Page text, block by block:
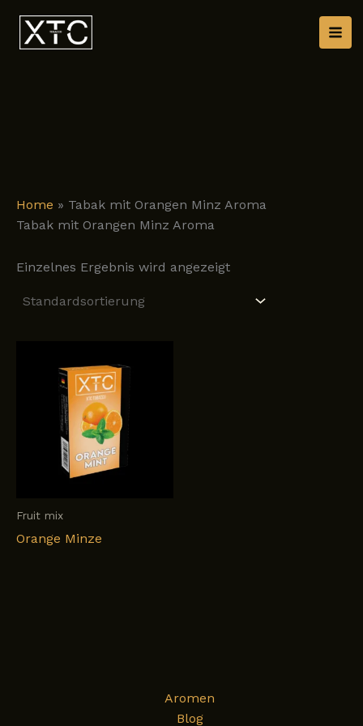
Inhalt
springen
Home » Tabak mit Orangen Minz Aroma
Tabak mit Orangen Minz Aroma
Einzelnes Ergebnis wird angezeigt
Fruit mix
Orange Minze
Aromen
Blog